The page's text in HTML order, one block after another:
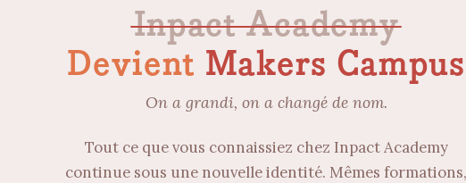
Inpact Academy
Devient Makers Campus
On a grandi, on a changé de nom.
Tout ce que vous connaissiez chez Inpact Academy
continue sous une nouvelle identité. Mêmes formations,